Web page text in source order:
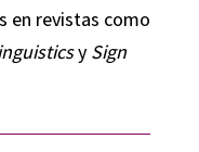
en revistas como
ySign